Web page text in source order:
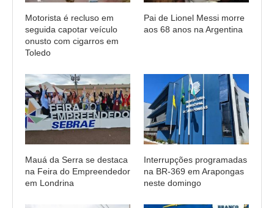
Motorista é recluso em
seguida capotar veículo
onusto com cigarros em
Toledo
Pai de Lionel Messi morre
aos 68 anos na Argentina
Mauá da Serra se destaca
na Feira do Empreendedor
em Londrina
Interrupções programadas
na BR-369 em Arapongas
neste domingo